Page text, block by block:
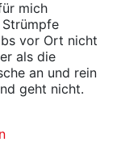
mich
vor Ort nicht
als die
an und rein
geht nicht.